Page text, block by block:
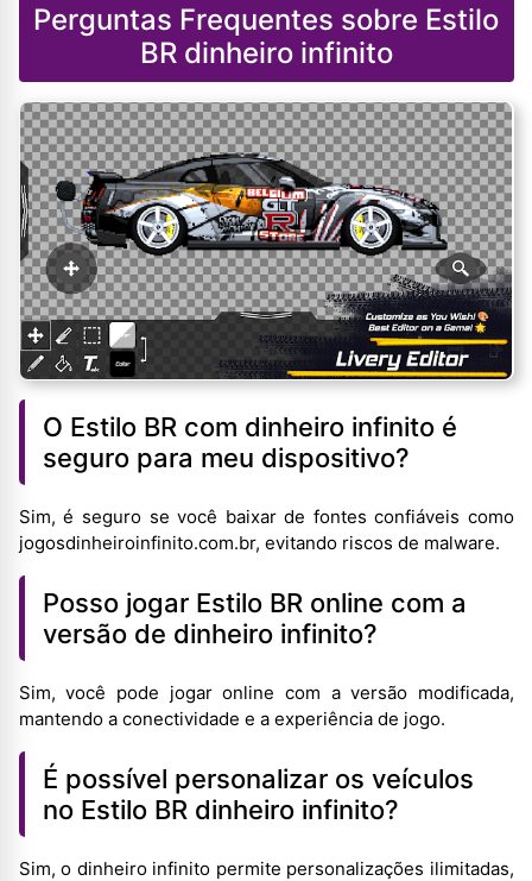
Perguntas Frequentes sobre Estilo
BR dinheiro infinito
O Estilo BR com dinheiro infinito é
seguro para meu dispositivo?
Sim, é seguro se você baixar de fontes confiáveis como
jogosdinheiroinfinito.com.br, evitando riscos de malware.
Posso jogar Estilo BR online com a
versão de dinheiro infinito?
Sim, você pode jogar online com a versão modificada,
mantendo a conectividade e a experiência de jogo.
É possível personalizar os veículos
no Estilo BR dinheiro infinito?
Sim, o dinheiro infinito permite personalizações ilimitadas,